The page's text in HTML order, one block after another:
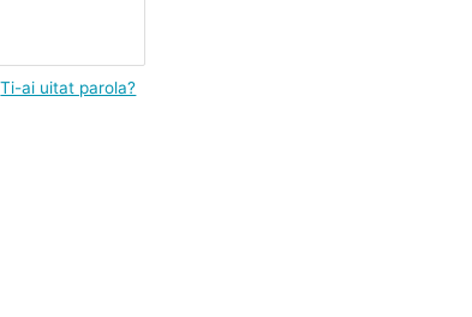
Ti-ai uitat parola?